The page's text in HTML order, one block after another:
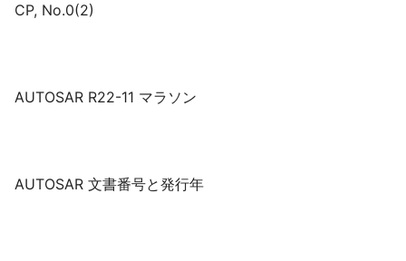
CP, No.0(2)
AUTOSAR R22-11 マラソン
AUTOSAR 文書番号と発行年